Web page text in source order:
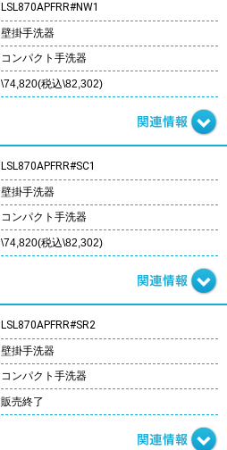
LSL870APFRR#NW1
壁掛手洗器
コンパクト手洗器
\74,820(税込\82,302)
LSL870APFRR#SC1
壁掛手洗器
コンパクト手洗器
\74,820(税込\82,302)
LSL870APFRR#SR2
壁掛手洗器
コンパクト手洗器
販売終了